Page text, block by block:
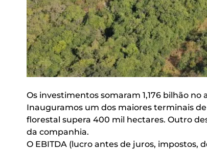
Os investimentos somaram 1,176 bilhão
Inauguramos um dos maiores terminais
florestal supera 400 mil hectares. Outro
da companhia.
O EBITDA (lucro antes de juros, impostos,